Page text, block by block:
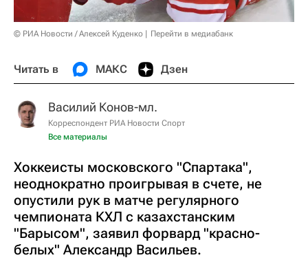
© РИА Новости / Алексей Куденко Перейти в медиабанк
Читать в МАКС Дзен
Василий Конов-мл.
Корреспондент РИА Новости Спорт
Все материалы
Хоккеисты московского "Спартака",
неоднократно проигрывая в счете, не
опустили рук в матче регулярного
чемпионата КХЛ с казахстанским
"Барысом", заявил форвард "красно-
белых" Александр Васильев.